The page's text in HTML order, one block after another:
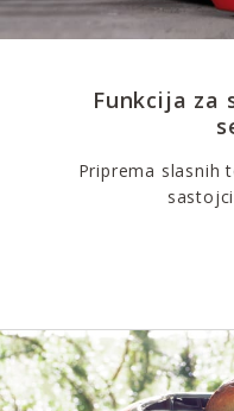
Funkcija za
Priprema slasnih